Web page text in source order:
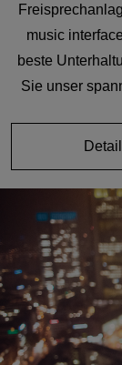
music
beste
Sie unser